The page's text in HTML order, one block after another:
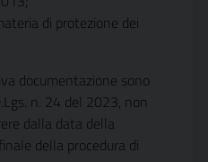
di protezione dei
documentazione sono
n. 24 del 2023, non
dalla data della
della procedura di